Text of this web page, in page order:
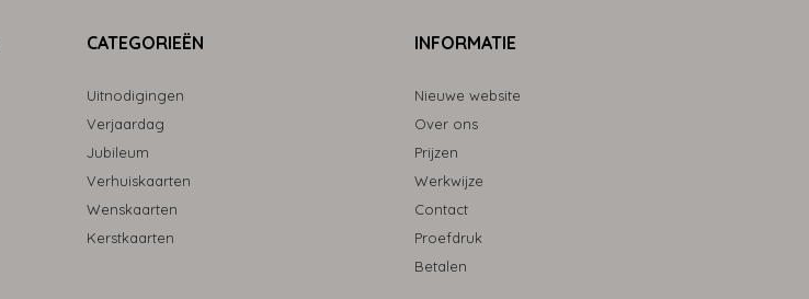
CATEGORIEËN
Uitnodigingen
Verjaardag
Jubileum
Verhuiskaarten
Wenskaarten
Kerstkaarten
INFORMATIE
Nieuwe website
Over ons
Prijzen
Werkwijze
Contact
Proefdruk
Betalen